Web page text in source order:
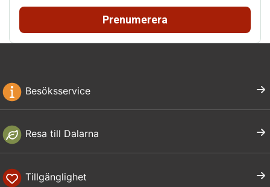
Prenumerera
Besöksservice
Resa till Dalarna
Tillgänglighet